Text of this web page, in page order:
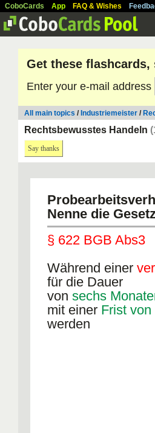
CoboCards App FAQ & Wishes
Get these
Enter your e-mail address
All main topics / Industriemeister /
Rechtsbewusstes Handeln
Say thanks
Nenne die
§ 622 BGB Abs3
Während einer
für die Dauer
von sechs
mit einer Frist
werden